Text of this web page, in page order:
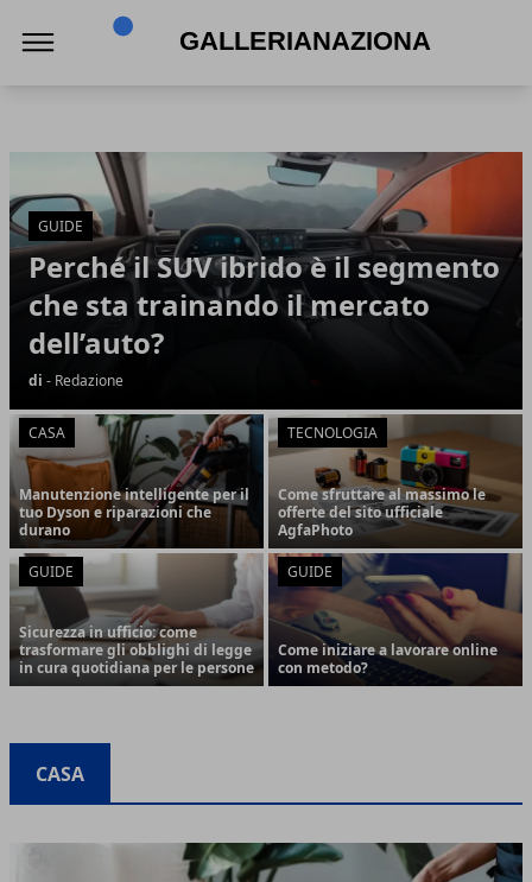
Articoli in Evidenza
GUIDE
Perché il SUV ibrido è il segmento
che sta trainando il mercato
dell’auto?
di - Redazione
CASA
Manutenzione intelligente per il
tuo Dyson e riparazioni che
durano
TECNOLOGIA
Come sfruttare al massimo le
offerte del sito ufficiale
AgfaPhoto
GUIDE
Sicurezza in ufficio: come
trasformare gli obblighi di legge
in cura quotidiana per le persone
GUIDE
Come iniziare a lavorare online
con metodo?
CASA